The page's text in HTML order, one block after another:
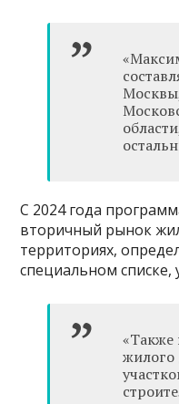
С 2024 года
вторичный рынок
территориях,
специальном списке,
«Также